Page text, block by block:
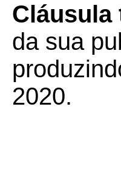
Cláusula
da sua
2020.